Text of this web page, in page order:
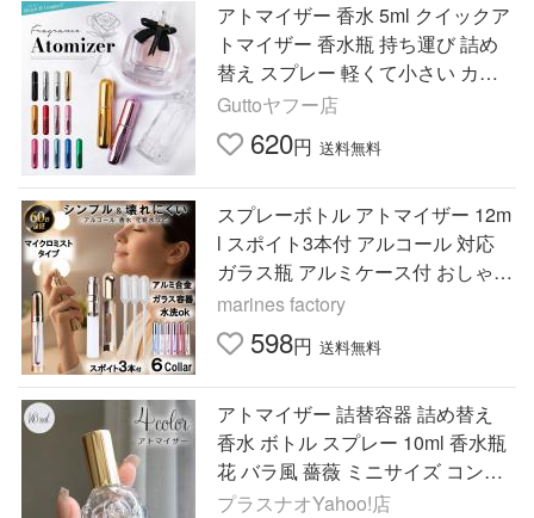
アトマイザー 香水 5ml クイックア
トマイザー 香水瓶 持ち運び 詰め
替え スプレー 軽くて小さい カプ
セル ミニボトル アロマ フレグラ
ンス コロン 携帯
Guttoヤフー店
620円 送料無料
スプレーボトル アトマイザー 12m
l スポイト3本付 アルコール 対応
ガラス瓶 アルミケース付 おしゃれ
スリム 小型 携帯 香水 遮光 スプレ
ー容器 消毒水 化粧水
marines factory
598円 送料無料
アトマイザー 詰替容器 詰め替え
香水 ボトル スプレー 10ml 香水瓶
花 バラ風 薔薇 ミニサイズ コンパ
クト 女子 女性 おしゃれ かわいい
プラスナオYahoo!店